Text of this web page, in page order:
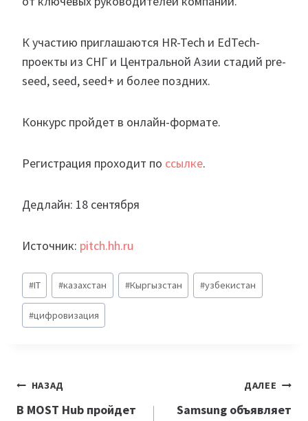
К участию приглашаются HR-Tech и EdTech-
проекты из СНГ и Центральной Азии стадий pre-
seed, seed, seed+ и более поздних.
Конкурс пройдет в онлайн-формате.
Регистрация проходит по ссылке.
Дедлайн: 18 сентября
Источник: pitch.hh.ru
Метки
записи:
#IT #казахстан #Кыргызстан #узбекистан
#цифровизация
Навигация
по
НАЗАД
В MOST Hub пройдет
ДАЛЕЕ
Samsung объявляет